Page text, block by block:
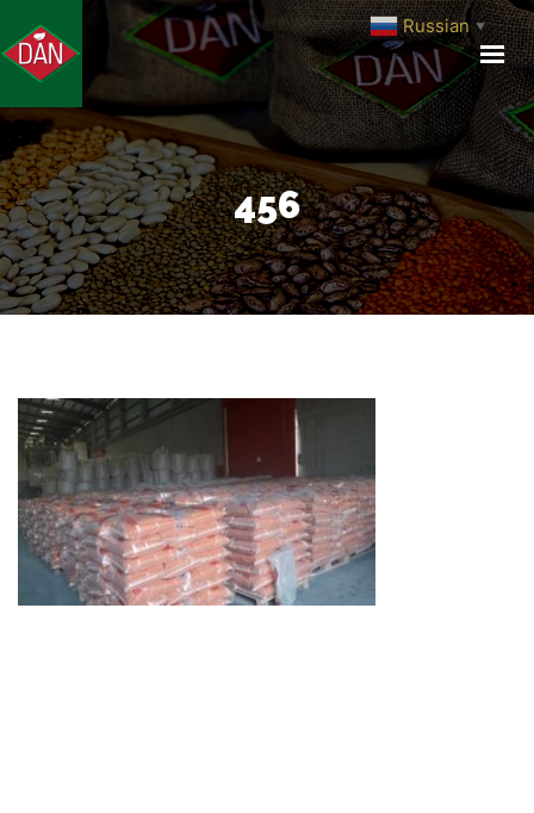
ГЛАВНАЯ
О КОМПАНИИ
ПРОИЗВОДСТВО
ПРОДУКЦИЯ
МЕДИА ЦЕНТР
КОНТАКТЫ
456
Russian ▼